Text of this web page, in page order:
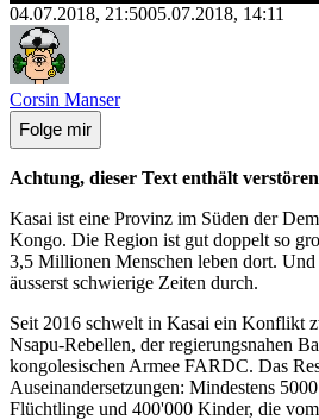
04.07.2018, 21:5005.07.2018, 14:11
Corsin Manser
Folge mir
Achtung, dieser Text enthält
Kasai ist eine Provinz im Süden der
Kongo. Die Region ist gut doppelt so
3,5 Millionen Menschen leben dort. Und
äusserst schwierige Zeiten durch.
Seit 2016 schwelt in Kasai ein Konflikt
Nsapu-Rebellen, der regierungsnahen
kongolesischen Armee FARDC. Das
Auseinandersetzungen: Mindestens
Flüchtlinge und 400'000 Kinder, die